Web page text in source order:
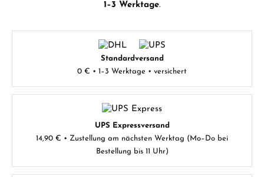
1–3 Werktage.
Standardversand
0 € • 1–3 Werktage • versichert
UPS Expressversand
14,90 € • Zustellung am nächsten Werktag (Mo–Do bei
Bestellung bis 11 Uhr)